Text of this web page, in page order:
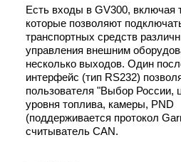
Есть входы в GV300, включая
которые позволяют
транспортных средств
управления внешним
несколько выходов. Один
интерфейс (тип RS232)
пользователя "Выбор России,
уровня топлива, камеры, PND
(поддерживается протокол
считыватель CAN.